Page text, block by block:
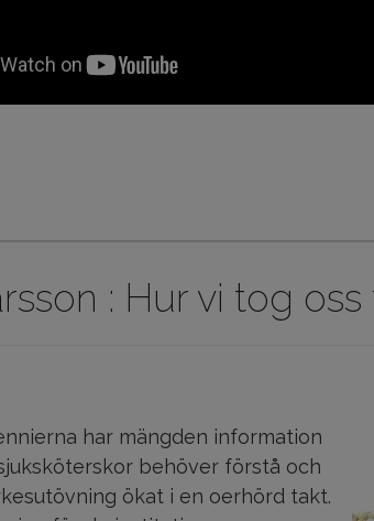
: Hur vi tog
har mängden information
behöver förstå och
ökat i en oerhörd takt.